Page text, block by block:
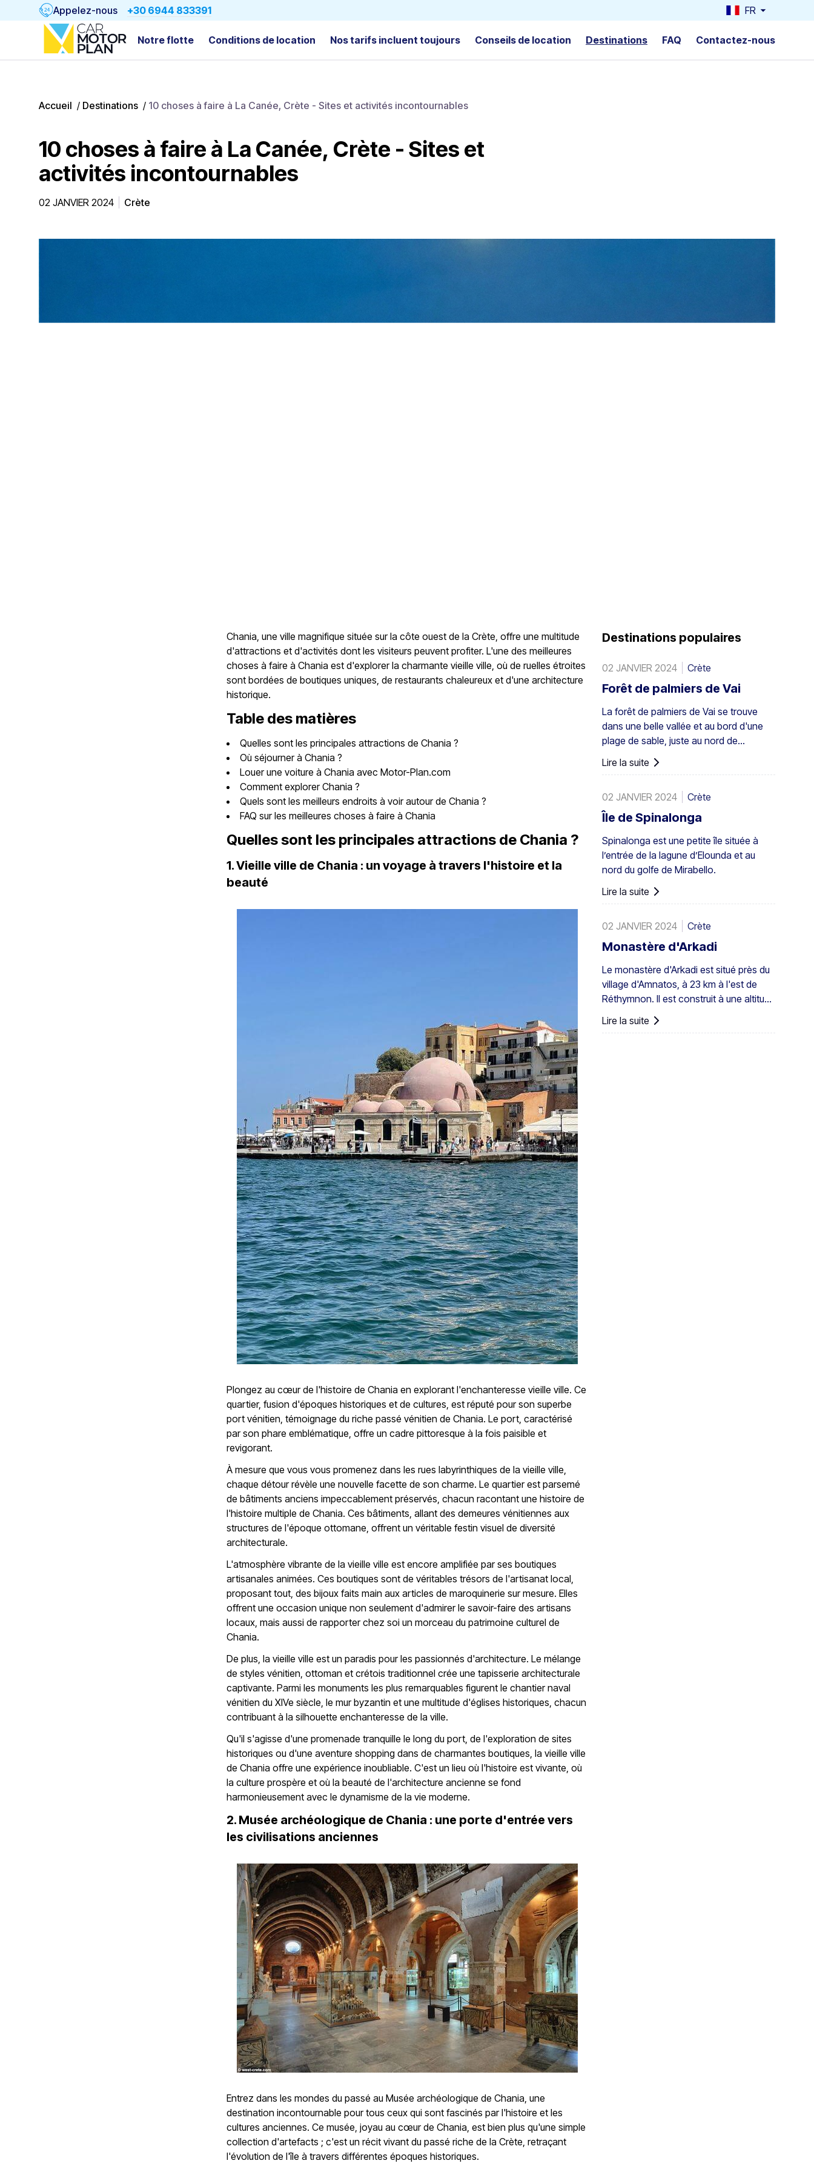
Appelez-nous +30 6944 833391 FR
Notre flotte Conditions de location Nos tarifs incluent toujours Conseils de location Destinations FAQ Contactez-nous
Accueil / Destinations / 10 choses à faire à La Canée, Crète - Sites et activités incontournables
10 choses à faire à La Canée, Crète - Sites et
activités incontournables
02 JANVIER 2024 Crète
Chania, une ville magnifique située sur la côte ouest de la Crète, offre une multitude
d'attractions et d'activités dont les visiteurs peuvent profiter. L'une des meilleures
choses à faire à Chania est d'explorer la charmante vieille ville, où de ruelles étroites
sont bordées de boutiques uniques, de restaurants chaleureux et d'une architecture
historique.
Table des matières
Quelles sont les principales attractions de Chania ?
Où séjourner à Chania ?
Louer une voiture à Chania avec Motor-Plan.com
Comment explorer Chania ?
Quels sont les meilleurs endroits à voir autour de Chania ?
FAQ sur les meilleures choses à faire à Chania
Quelles sont les principales attractions de Chania ?
1. Vieille ville de Chania : un voyage à travers l'histoire et la
beauté
Plongez au cœur de l'histoire de Chania en explorant l'enchanteresse vieille ville. Ce
quartier, fusion d'époques historiques et de cultures, est réputé pour son superbe
port vénitien, témoignage du riche passé vénitien de Chania. Le port, caractérisé
par son phare emblématique, offre un cadre pittoresque à la fois paisible et
revigorant.
À mesure que vous vous promenez dans les rues labyrinthiques de la vieille ville,
chaque détour révèle une nouvelle facette de son charme. Le quartier est parsemé
de bâtiments anciens impeccablement préservés, chacun racontant une histoire de
l'histoire multiple de Chania. Ces bâtiments, allant des demeures vénitiennes aux
structures de l'époque ottomane, offrent un véritable festin visuel de diversité
architecturale.
L'atmosphère vibrante de la vieille ville est encore amplifiée par ses boutiques
artisanales animées. Ces boutiques sont de véritables trésors de l'artisanat local,
proposant tout, des bijoux faits main aux articles de maroquinerie sur mesure. Elles
offrent une occasion unique non seulement d'admirer le savoir-faire des artisans
locaux, mais aussi de rapporter chez soi un morceau du patrimoine culturel de
Chania.
De plus, la vieille ville est un paradis pour les passionnés d'architecture. Le mélange
de styles vénitien, ottoman et crétois traditionnel crée une tapisserie architecturale
captivante. Parmi les monuments les plus remarquables figurent le chantier naval
vénitien du XIVe siècle, le mur byzantin et une multitude d'églises historiques, chacun
contribuant à la silhouette enchanteresse de la ville.
Qu'il s'agisse d'une promenade tranquille le long du port, de l'exploration de sites
historiques ou d'une aventure shopping dans de charmantes boutiques, la vieille ville
de Chania offre une expérience inoubliable. C'est un lieu où l'histoire est vivante, où
la culture prospère et où la beauté de l'architecture ancienne se fond
harmonieusement avec le dynamisme de la vie moderne.
2. Musée archéologique de Chania : une porte d'entrée vers
les civilisations anciennes
Entrez dans les mondes du passé au Musée archéologique de Chania, une
destination incontournable pour tous ceux qui sont fascinés par l'histoire et les
cultures anciennes. Ce musée, joyau au cœur de Chania, est bien plus qu'une simple
collection d'artefacts ; c'est un récit vivant du passé riche de la Crète, retraçant
l'évolution de l'île à travers différentes époques historiques.
Destinations populaires
02 JANVIER 2024 Crète
Forêt de palmiers de Vai
La forêt de palmiers de Vai se trouve
dans une belle vallée et au bord d'une
plage de sable, juste au nord de
l'ancienne Itanos : à 28 km de Sitia, 8
km de Palaikastro et 6 km de Toplou par
stremmata (50 acres), elle est
composée de palmiers de Théophraste
indigènes – la plus grande colonie non
seulement en Grèce mais aussi dans
toute l'Europe. Un peuplement assez
important existe également à Preveli,
avec de plus petits groupes ailleurs, par
exemple à Agios Nikitas. Le palmier
sud-ouest de la mer Égée, à Chypre et
en Turquie.
Lire la suite
02 JANVIER 2024 Crète
Île de Spinalonga
Spinalonga est une petite île située à
l’entrée de la lagune d’Elounda et au
nord du golfe de Mirabello.
Lire la suite
02 JANVIER 2024 Crète
Monastère d'Arkadi
Le monastère d'Arkadi est situé près du
village d'Amnatos, à 23 km à l'est de
Réthymnon. Il est construit à une altitude
de 500 m, sur un terrain fertile ...
Lire la suite